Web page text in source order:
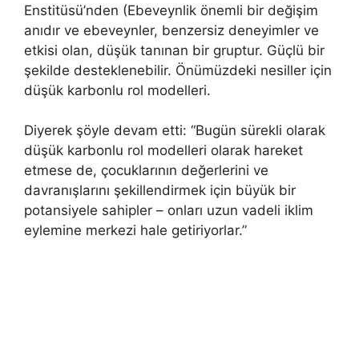
Enstitüsü’nden (Ebeveynlik önemli bir değişim
anıdır ve ebeveynler, benzersiz deneyimler ve
etkisi olan, düşük tanınan bir gruptur. Güçlü bir
şekilde desteklenebilir. Önümüzdeki nesiller için
düşük karbonlu rol modelleri.
Diyerek şöyle devam etti: “Bugün sürekli olarak
düşük karbonlu rol modelleri olarak hareket
etmese de, çocuklarının değerlerini ve
davranışlarını şekillendirmek için büyük bir
potansiyele sahipler – onları uzun vadeli iklim
eylemine merkezi hale getiriyorlar.”